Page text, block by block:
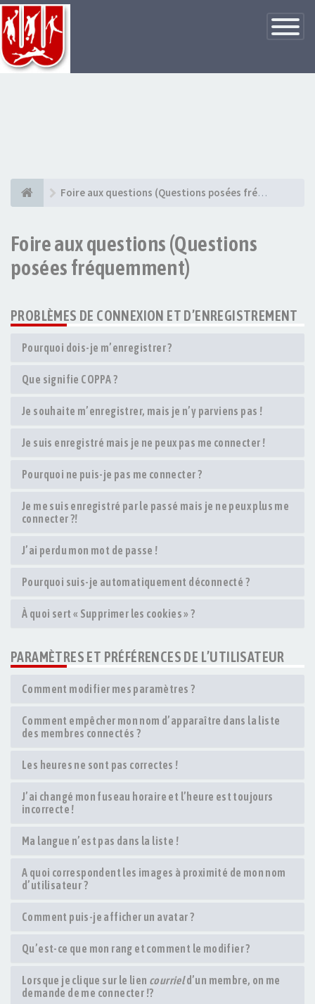
Basculer
la
Foire aux questions (Questions posées fréquemment)
Foire aux questions (Questions
posées fréquemment)
PROBLÈMES DE CONNEXION ET D’ENREGISTREMENT
Pourquoi dois-je m’enregistrer ?
Que signifie COPPA ?
Je souhaite m’enregistrer, mais je n’y parviens pas !
Je suis enregistré mais je ne peux pas me connecter !
Pourquoi ne puis-je pas me connecter ?
Je me suis enregistré par le passé mais je ne peux plus me
connecter ?!
J’ai perdu mon mot de passe !
Pourquoi suis-je automatiquement déconnecté ?
À quoi sert « Supprimer les cookies » ?
PARAMÈTRES ET PRÉFÉRENCES DE L’UTILISATEUR
Comment modifier mes paramètres ?
Comment empêcher mon nom d’apparaître dans la liste
des membres connectés ?
Les heures ne sont pas correctes !
J’ai changé mon fuseau horaire et l’heure est toujours
incorrecte !
Ma langue n’est pas dans la liste !
A quoi correspondent les images à proximité de mon nom
d’utilisateur ?
Comment puis-je afficher un avatar ?
Qu’est-ce que mon rang et comment le modifier ?
Lorsque je clique sur le lien courrield’un membre, on me
demande de me connecter !?